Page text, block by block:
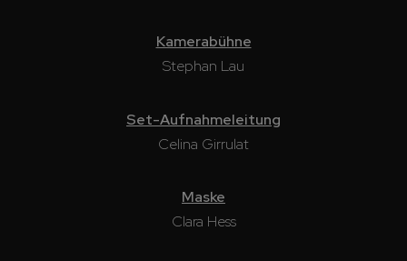
Kamerabühne
Stephan Lau
Set-Aufnahmeleitung
Celina Girrulat
Maske
Clara Hess